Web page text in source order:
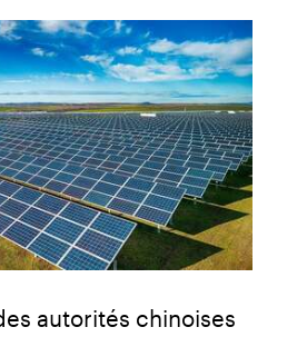
autorités chinoises